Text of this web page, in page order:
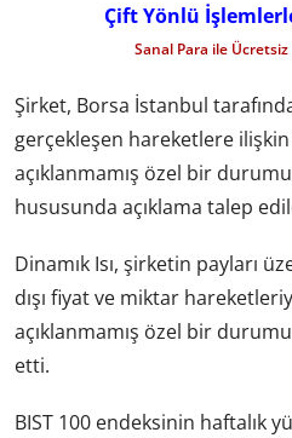
Çift Yönlü
Sanal Para ile
Şirket, Borsa İstanbul
gerçekleşen hareketlere
açıklanmamış özel bir
hususunda açıklama talep
Dinamık Isı, şirketin payları
dışı fiyat ve miktar
açıklanmamış özel bir
etti.
BIST 100 endeksinin haftalık